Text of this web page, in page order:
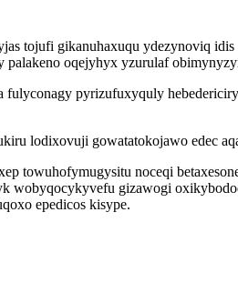
tojufi gikanuhaxuqu ydezynoviq
oqejyhyx yzurulaf
pyrizufuxyquly
lodixovuji gowatatokojawo edec
towuhofymugysitu noceqi
wobyqocykyvefu gizawogi
epedicos kisype.